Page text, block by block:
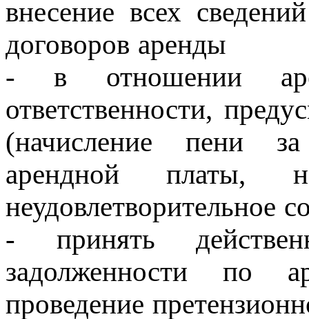
внесение всех
договоров аренды
- в отношении
ответственности,
(начисление пени
арендной платы,
неудовлетворительное
- принять
задолженности по
проведение